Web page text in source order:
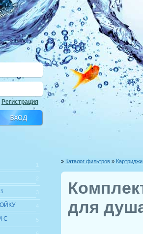
Регистрация
3
4
С
5
» Каталог фильтров »
для